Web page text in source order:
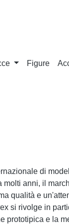
Figure
di
anni, il
qualità e
si rivolge in
prototipica e la